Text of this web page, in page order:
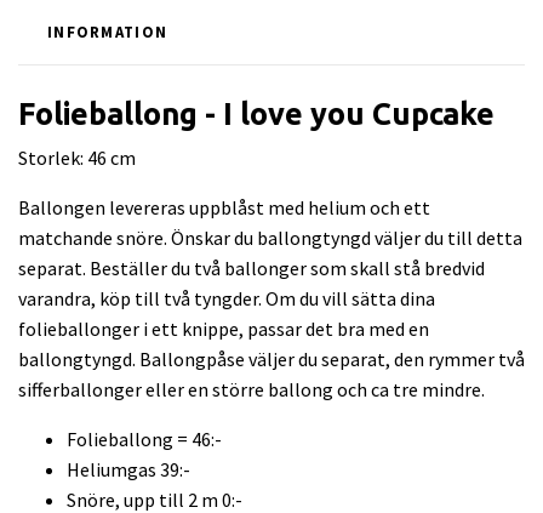
INFORMATION
Folieballong - I love you Cupcake
Storlek: 46 cm
Ballongen levereras uppblåst med helium och ett
matchande snöre. Önskar du ballongtyngd väljer du till detta
separat. Beställer du två ballonger som skall stå bredvid
varandra, köp till två tyngder. Om du vill sätta dina
folieballonger i ett knippe, passar det bra med en
ballongtyngd. Ballongpåse väljer du separat, den rymmer två
sifferballonger eller en större ballong och ca tre mindre.
Folieballong = 46:-
Heliumgas 39:-
Snöre, upp till 2 m 0:-